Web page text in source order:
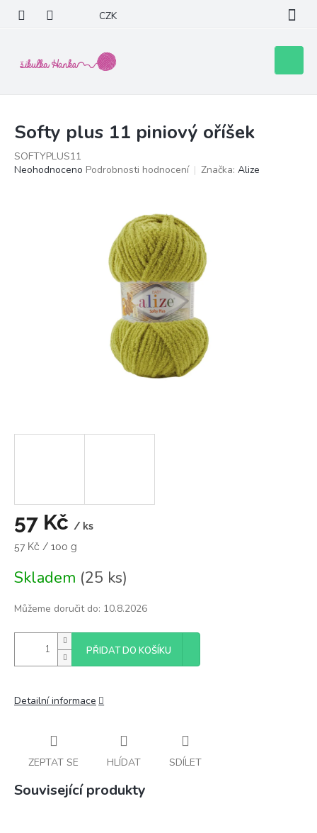
obsah
CZK
košík
Softy plus 11 piniový oříšek
SOFTYPLUS11
Průměrné
Neohodnoceno Podrobnosti hodnocení Značka: Alize
57 Kč / ks
Měrná
57 Kč / 100 g
Skladem (25 ks)
Můžeme doručit do: 10.8.2026
PŘIDAT DO KOŠÍKU
Detailní informace
ZEPTAT SE HLÍDAT SDÍLET
Související produkty